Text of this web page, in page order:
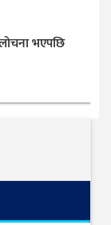
भएपछि